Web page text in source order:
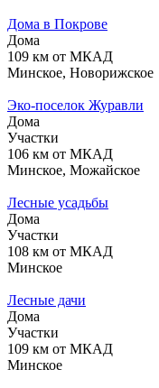
Дома в Покрове
Дома
109 км от МКАД
Минское, Новорижское
Эко-поселок Журавли
Дома
Участки
106 км от МКАД
Минское, Можайское
Лесные уcадьбы
Дома
Участки
108 км от МКАД
Минское
Лесные дачи
Дома
Участки
109 км от МКАД
Минское